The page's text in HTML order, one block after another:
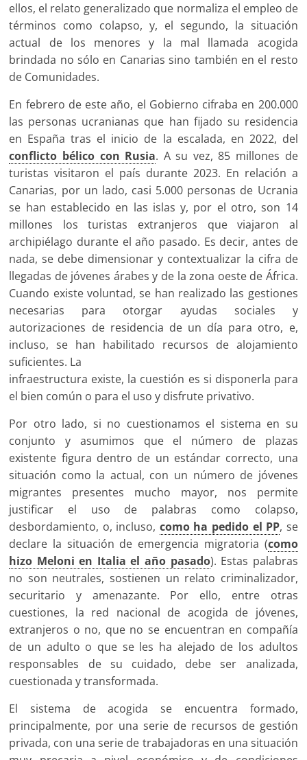
ellos, el relato generalizado que normaliza el empleo de
términos como colapso, y, el segundo, la situación
actual de los menores y la mal llamada acogida
brindada no sólo en Canarias sino también en el resto
de Comunidades.
En febrero de este año, el Gobierno cifraba en 200.000
las personas ucranianas que han fijado su residencia
en España tras el inicio de la escalada, en 2022, del
conflicto bélico con Rusia. A su vez, 85 millones de
turistas visitaron el país durante 2023. En relación a
Canarias, por un lado, casi 5.000 personas de Ucrania
se han establecido en las islas y, por el otro, son 14
millones los turistas extranjeros que viajaron al
archipiélago durante el año pasado. Es decir, antes de
nada, se debe dimensionar y contextualizar la cifra de
llegadas de jóvenes árabes y de la zona oeste de África.
Cuando existe voluntad, se han realizado las gestiones
necesarias para otorgar ayudas sociales y
autorizaciones de residencia de un día para otro, e,
incluso, se han habilitado recursos de alojamiento
suficientes. La
infraestructura existe, la cuestión es si disponerla para
el bien común o para el uso y disfrute privativo.
Por otro lado, si no cuestionamos el sistema en su
conjunto y asumimos que el número de plazas
existente figura dentro de un estándar correcto, una
situación como la actual, con un número de jóvenes
migrantes presentes mucho mayor, nos permite
justificar el uso de palabras como colapso,
desbordamiento, o, incluso, como ha pedido el PP, se
declare la situación de emergencia migratoria (como
hizo Meloni en Italia el año pasado). Estas palabras
no son neutrales, sostienen un relato criminalizador,
securitario y amenazante. Por ello, entre otras
cuestiones, la red nacional de acogida de jóvenes,
extranjeros o no, que no se encuentran en compañía
de un adulto o que se les ha alejado de los adultos
responsables de su cuidado, debe ser analizada,
cuestionada y transformada.
El sistema de acogida se encuentra formado,
principalmente, por una serie de recursos de gestión
privada, con una serie de trabajadoras en una situación